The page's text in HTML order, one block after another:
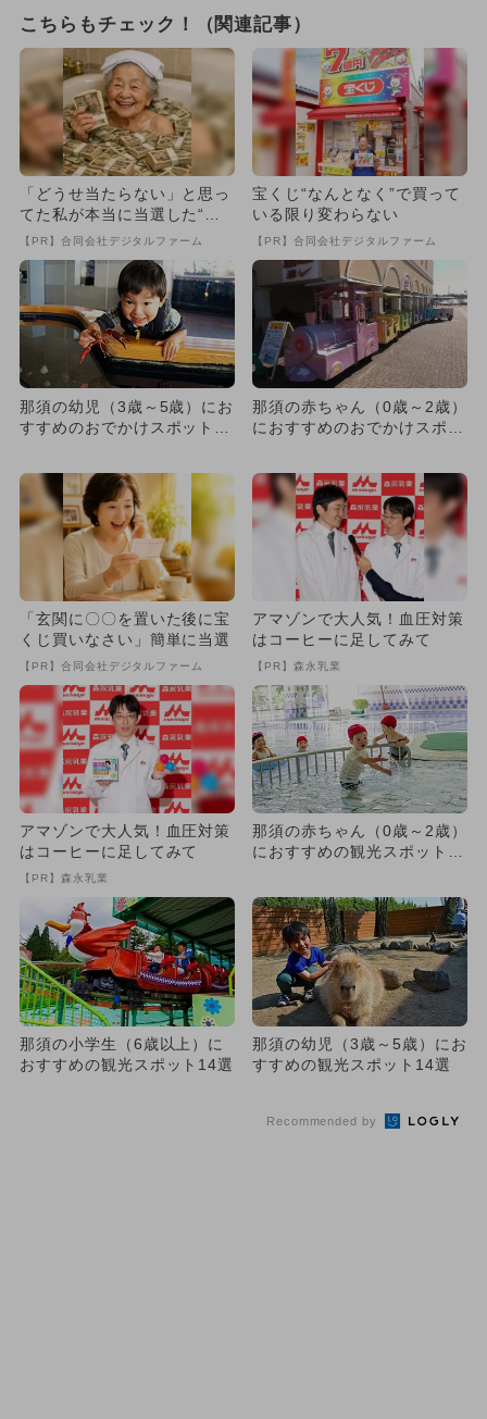
こちらもチェック！（関連記事）
「どうせ当たらない」と思っ
てた私が本当に当選した“買
い方”がこれ
【PR】合同会社デジタルファーム
宝くじ“なんとなく”で買って
いる限り変わらない
【PR】合同会社デジタルファーム
那須の幼児（3歳～5歳）にお
すすめのおでかけスポット14
那須の赤ちゃん（0歳～2歳）
におすすめのおでかけスポッ
「玄関に〇〇を置いた後に宝
くじ買いなさい」簡単に当選
【PR】合同会社デジタルファーム
アマゾンで大人気！血圧対策
はコーヒーに足してみて
【PR】森永乳業
アマゾンで大人気！血圧対策
はコーヒーに足してみて
【PR】森永乳業
那須の赤ちゃん（0歳～2歳）
におすすめの観光スポット14
那須の小学生（6歳以上）に
おすすめの観光スポット14選
那須の幼児（3歳～5歳）にお
すすめの観光スポット14選
Recommended by